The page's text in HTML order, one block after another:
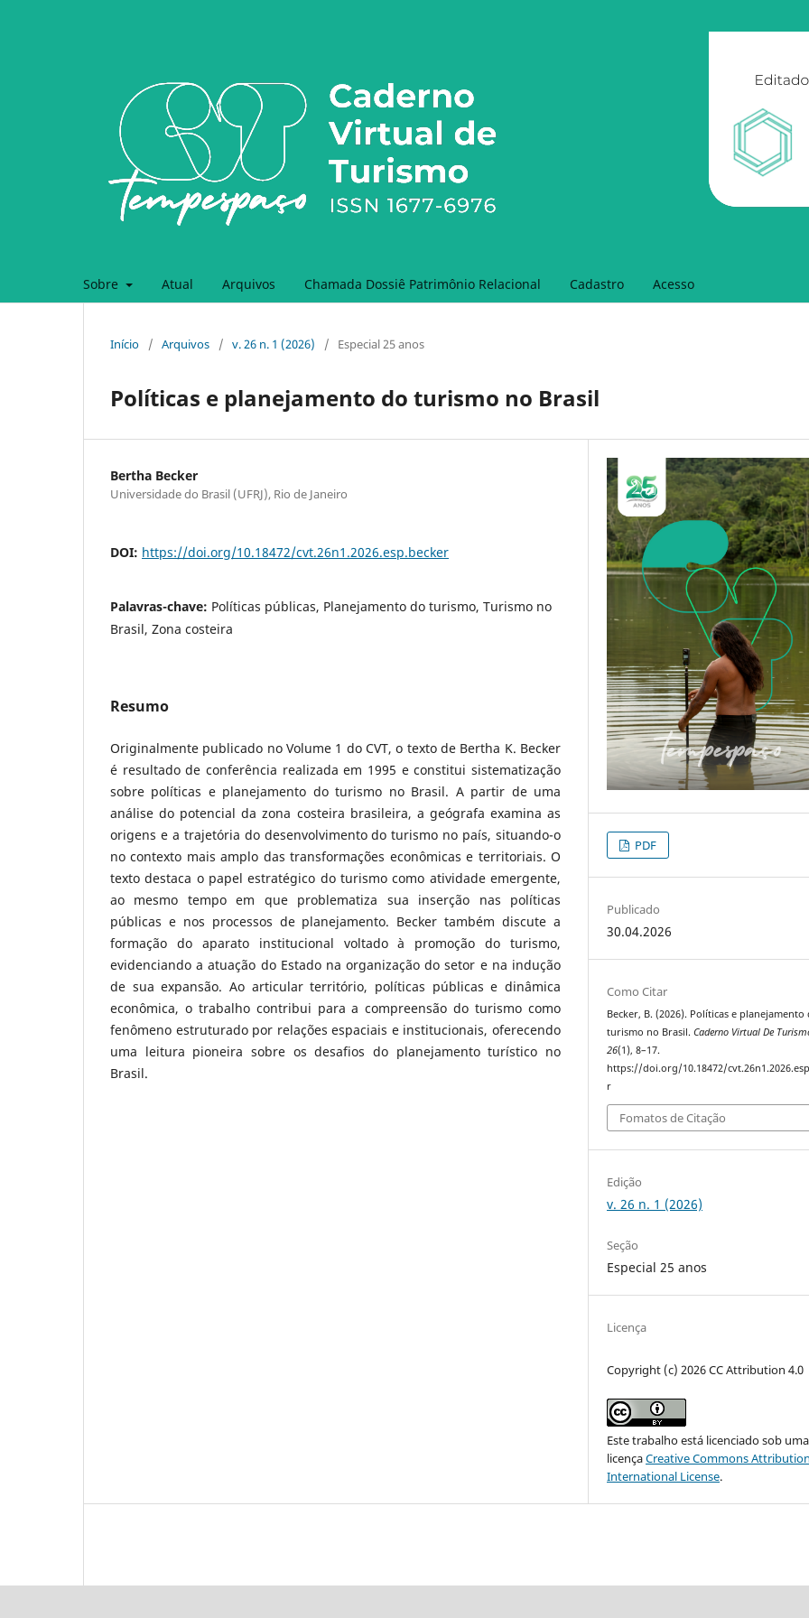
Sobre Atual Arquivos Chamada Dossiê Patrimônio Relacional Cadastro Acesso
Início / Arquivos / v. 26 n. 1 (2026) / Especial 25 anos
Políticas e planejamento do turismo no Brasil
Bertha Becker
Universidade do Brasil (UFRJ), Rio de Janeiro
DOI: https://doi.org/10.18472/cvt.26n1.2026.esp.becker
Palavras-chave: Políticas públicas, Planejamento do turismo, Turismo no
Brasil, Zona costeira
Resumo
Originalmente publicado no Volume 1 do CVT, o texto de Bertha K. Becker
é resultado de conferência realizada em 1995 e constitui sistematização
sobre políticas e planejamento do turismo no Brasil. A partir de uma
análise do potencial da zona costeira brasileira, a geógrafa examina as
origens e a trajetória do desenvolvimento do turismo no país, situando-o
no contexto mais amplo das transformações econômicas e territoriais. O
texto destaca o papel estratégico do turismo como atividade emergente,
ao mesmo tempo em que problematiza sua inserção nas políticas
públicas e nos processos de planejamento. Becker também discute a
formação do aparato institucional voltado à promoção do turismo,
evidenciando a atuação do Estado na organização do setor e na indução
de sua expansão. Ao articular território, políticas públicas e dinâmica
econômica, o trabalho contribui para a compreensão do turismo como
fenômeno estruturado por relações espaciais e institucionais, oferecendo
uma leitura pioneira sobre os desafios do planejamento turístico no
Brasil.
PDF
Publicado
30.04.2026
Como Citar
Becker, B. (2026). Políticas e planejamento
turismo no Brasil.Caderno Virtual De
26(1), 8–17.
https://doi.org/10.18472/
r
Fomatos de Citação
Edição
v. 26 n. 1 (2026)
Seção
Especial 25 anos
Licença
Copyright (c) 2026 CC Attribution 4.0
Este trabalho está licenciado sob uma
licençaCreative Commons
International License.